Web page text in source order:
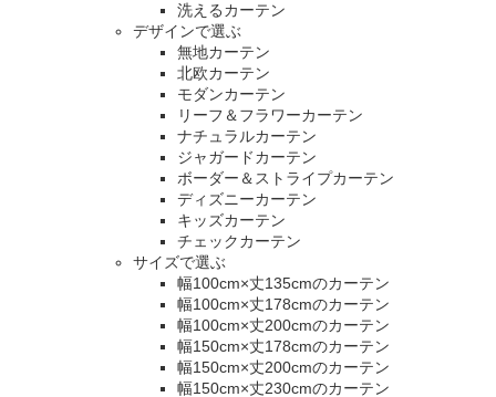
洗えるカーテン
デザインで選ぶ
無地カーテン
北欧カーテン
モダンカーテン
リーフ＆フラワーカーテン
ナチュラルカーテン
ジャガードカーテン
ボーダー＆ストライプカーテン
ディズニーカーテン
キッズカーテン
チェックカーテン
サイズで選ぶ
幅100cm×丈135cmのカーテン
幅100cm×丈178cmのカーテン
幅100cm×丈200cmのカーテン
幅150cm×丈178cmのカーテン
幅150cm×丈200cmのカーテン
幅150cm×丈230cmのカーテン